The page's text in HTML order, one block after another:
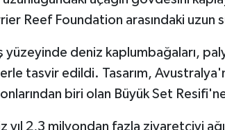
Reef Foundation arasındaki uzun
yüzeyinde deniz kaplumbağaları,
tasvir edildi. Tasarım,
biri olan Büyük Set
yıl 2,3 milyondan fazla ziyaretçiyi